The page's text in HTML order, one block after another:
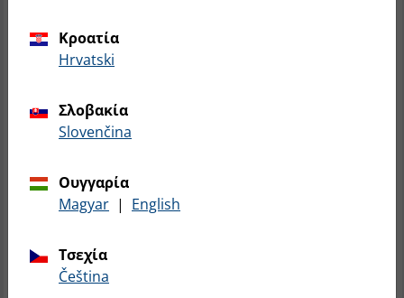
Κροατία
Hrvatski
Σλοβακία
Slovenčina
Ουγγαρία
Magyar | English
Τσεχία
čeština